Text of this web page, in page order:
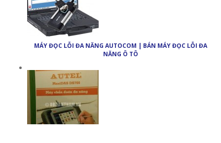
MÁY ĐỌC LỖI ĐA NĂNG AUTOCOM | BÁN MÁY ĐỌC LỖI ĐA
NĂNG Ô TÔ